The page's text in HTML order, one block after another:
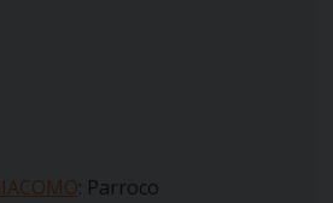
: Parroco